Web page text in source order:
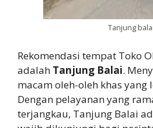
Tanjung balai
Rekomendasi tempat Toko
adalah Tanjung Balai.
macam oleh-oleh khas yang
Dengan pelayanan yang
terjangkau, Tanjung Balai